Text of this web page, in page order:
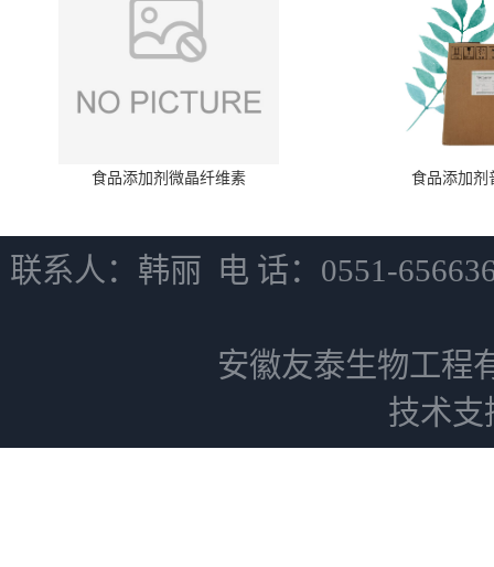
食品添加剂微晶纤维素 食品添加剂
联系人：韩丽 电 话：0551-
安徽友泰生物工程
技术